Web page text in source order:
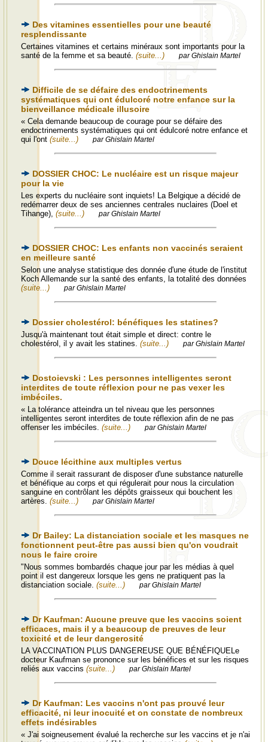
Des vitamines essentielles pour une beauté
resplendissante
Certaines vitamines et certains minéraux sont importants pour la
santé de la femme et sa beauté. (suite...) par Ghislain Martel
Difficile de se défaire des endoctrinements
systématiques qui ont édulcoré notre enfance sur la
bienveillance médicale illusoire
« Cela demande beaucoup de courage pour se défaire des
endoctrinements systématiques qui ont édulcoré notre enfance et
qui l'ont (suite...) par Ghislain Martel
DOSSIER CHOC: Le nucléaire est un risque majeur
pour la vie
Les experts du nucléaire sont inquiets! La Belgique a décidé de
redémarrer deux de ses anciennes centrales nuclaires (Doel et
Tihange), (suite...) par Ghislain Martel
DOSSIER CHOC: Les enfants non vaccinés seraient
en meilleure santé
Selon une analyse statistique des donnée d'une étude de l'institut
Koch Allemande sur la santé des enfants, la totalité des données
(suite...)
par Ghislain Martel
Dossier cholestérol: bénéfiques les statines?
Jusqu'à maintenant tout était simple et direct: contre le
cholestérol, il y avait les statines. (suite...) par Ghislain Martel
Dostoievski : Les personnes intelligentes seront
interdites de toute réflexion pour ne pas vexer les
imbéciles.
« La tolérance atteindra un tel niveau que les personnes
intelligentes seront interdites de toute réflexion afin de ne pas
offenser les imbéciles. (suite...) par Ghislain Martel
Douce lécithine aux multiples vertus
Comme il serait rassurant de disposer d'une substance naturelle
et bénéfique au corps et qui régulerait pour nous la circulation
sanguine en contrôlant les dépôts graisseux qui bouchent les
artères. (suite...) par Ghislain Martel
Dr Bailey: La distanciation sociale et les masques ne
fonctionnent peut-être pas aussi bien qu'on voudrait
nous le faire croire
"Nous sommes bombardés chaque jour par les médias à quel
point il est dangereux lorsque les gens ne pratiquent pas la
distanciation sociale. (suite...) par Ghislain Martel
Dr Kaufman: Aucune preuve que les vaccins soient
efficaces, mais il y a beaucoup de preuves de leur
toxicité et de leur dangerosité
LA VACCINATION PLUS DANGEREUSE QUE BÉNÉFIQUELe
docteur Kaufman se prononce sur les bénéfices et sur les risques
reliés aux vaccins (suite...) par Ghislain Martel
Dr Kaufman: Les vaccins n'ont pas prouvé leur
efficacité, ni leur inocuité et on constate de nombreux
effets indésirables
« J'ai soigneusement évalué la recherche sur les vaccins et je n'ai